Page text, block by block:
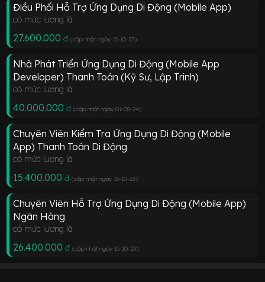
Điều Phối Hỗ Trợ Ứng Dụng Di Động (Mobile App)
có mức lương là
27.600.000 đ (cập nhật ngày 15-10-23)
Nhà Phát Triển Ứng Dụng Di Động (Mobile App
Developer) Thanh Toán (Kỹ Sư, Lập Trình)
có mức lương là
40.000.000 đ (cập nhật ngày 01-08-24)
Chuyên Viên Kiểm Tra Ứng Dụng Di Động (Mobile
App) Thanh Toán Di Động
có mức lương là
15.400.000 đ (cập nhật ngày 15-10-23)
Chuyên Viên Hỗ Trợ Ứng Dụng Di Động (Mobile App)
Ngân Hàng
có mức lương là
26.400.000 đ (cập nhật ngày 15-10-23)